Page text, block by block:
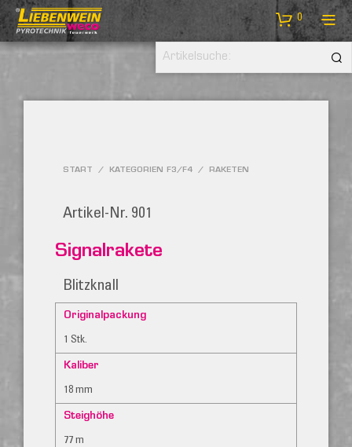
0
START / KATEGORIEN F3/F4 / RAKETEN
Artikel-Nr. 901
Signalrakete
Blitzknall
Originalpackung
1 Stk.
Kaliber
18 mm
Steighöhe
77 m